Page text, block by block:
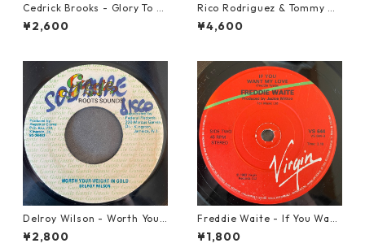
Cedrick Brooks - Glory To S
ounds【7-21786】
¥2,600
Rico Rodriguez & Tommy Mc
Cook - Going West【7-2198
3】
¥4,600
Delroy Wilson - Worth Your
Weight In Gold【7-21965】
¥2,800
Freddie Waite - If You Want
My Love【7-21943】
¥1,800